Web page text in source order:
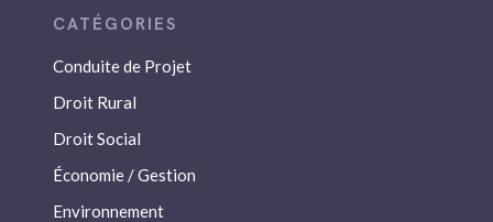
Conduite de Projet
Droit Rural
Droit Social
Économie / Gestion
Environnement